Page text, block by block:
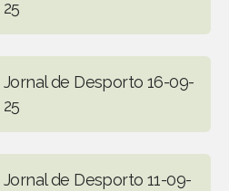
25
Jornal de Desporto 16-09-
25
Jornal de Desporto 11-09-